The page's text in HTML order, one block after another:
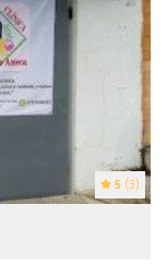
5 (3)